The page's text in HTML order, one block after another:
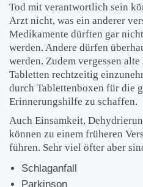
Tod mit verantwortlich sein
Arzt nicht, was ein anderer
Medikamente dürften gar
werden. Andere dürfen
werden. Zudem vergessen
Tabletten rechtzeitig
durch Tablettenboxen für die
Erinnerungshilfe zu schaffen.
Auch Einsamkeit,
können zu einem früheren
führen. Sehr viel öfter aber
Schlaganfall
Parkinson